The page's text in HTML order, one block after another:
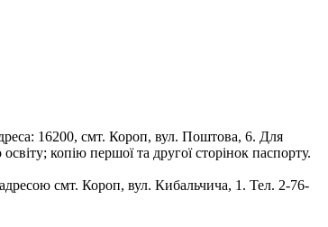
16200, смт. Короп, вул. Поштова, 6. Для
копію першої та другої сторінок паспорту.
смт. Короп, вул. Кибальчича, 1. Тел. 2-76-